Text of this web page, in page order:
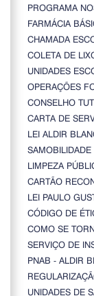
PROGRAMA
FARMÁCIA
CHAMADA
COLETA DE
UNIDADES
OPERAÇÕES
CONSELHO
CARTA DE
LEI ALDIR
SAMOBILIDADE
LIMPEZA
CARTÃO
LEI PAULO
CÓDIGO DE
COMO SE
SERVIÇO DE
PNAB - ALDIR
UNIDADES DE